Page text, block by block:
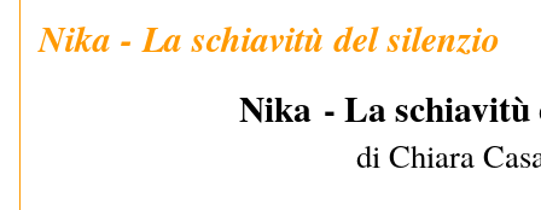
Nika - La schiavitù del silenzio
Nika- La schiavitù
di Chiara